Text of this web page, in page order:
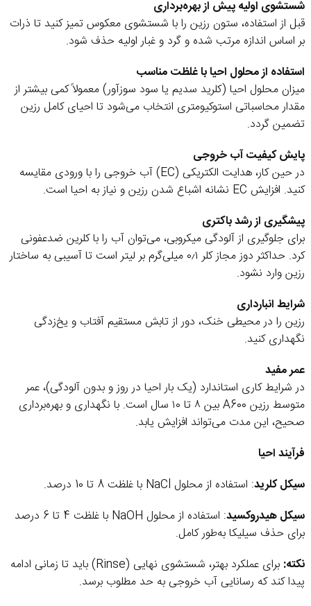
شستشوی اولیه پیش از بهره‌برداری
قبل از استفاده، ستون رزین را با شستشوی معکوس تمیز کنید تا ذرات
بر اساس اندازه مرتب شده و گرد و غبار اولیه حذف شود.
استفاده از محلول احیا با غلظت مناسب
میزان محلول احیا (کلرید سدیم یا سود سوزآور) معمولاً کمی بیشتر از
مقدار محاسباتی استوکیومتری انتخاب می‌شود تا احیای کامل رزین
تضمین گردد.
پایش کیفیت آب خروجی
در حین کار، هدایت الکتریکی (EC) آب خروجی را با ورودی مقایسه
کنید. افزایش EC نشانه اشباع شدن رزین و نیاز به احیا است.
پیشگیری از رشد باکتری
برای جلوگیری از آلودگی میکروبی، می‌توان آب را با کلرین ضدعفونی
کرد. حداکثر دوز مجاز کلر ۰٫۱ میلی‌گرم بر لیتر است تا آسیبی به ساختار
رزین وارد نشود.
شرایط انبارداری
رزین را در محیطی خنک، دور از تابش مستقیم آفتاب و یخ‌زدگی
نگهداری کنید.
عمر مفید
در شرایط کاری استاندارد (یک بار احیا در روز و بدون آلودگی)، عمر
متوسط رزین A600 بین ۸ تا ۱۰ سال است. با نگهداری و بهره‌برداری
صحیح، این مدت می‌تواند افزایش یابد.
فرآیند احیا
سیکل کلرید: استفاده از محلول NaCl با غلظت 8 تا 10 درصد.
سیکل هیدروکسید
: استفاده از محلول NaOH با غلظت 4 تا 6 درصد
برای حذف سیلیکا به‌طور کامل.
نکته:
برای عملکرد بهتر، شستشوی نهایی (Rinse) باید تا زمانی ادامه
پیدا کند که رسانایی آب خروجی به حد مطلوب برسد.